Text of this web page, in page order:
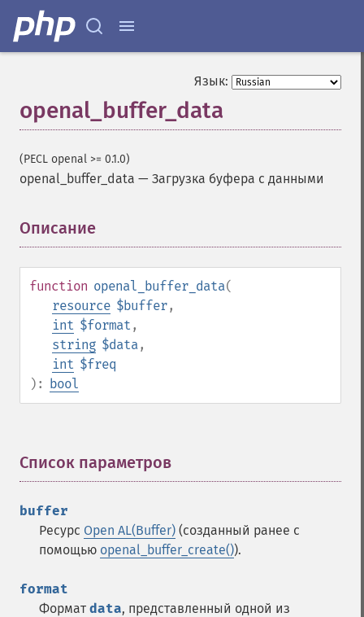
Язык:
openal_buffer_data
(PECL openal >= 0.1.0)
openal_buffer_data — Загрузка буфера с данными
Описание
function openal_buffer_data(
resource $buffer,
int $format ,
string $data,
int $freq
): bool
Список параметров
buffer
Ресурс Open AL(Buffer) (созданный ранее с
помощью openal_buffer_create()).
format
Формат data, представленный одной из